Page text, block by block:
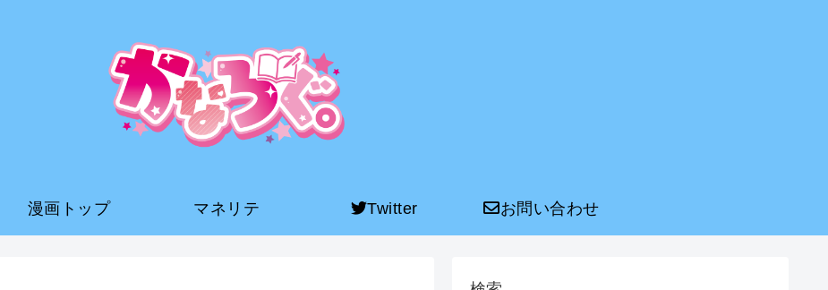
漫画トップ マネリテ Twitter お問い合わせ